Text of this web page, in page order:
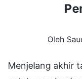
Oleh
Menjelang akhir